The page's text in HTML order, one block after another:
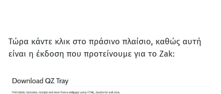
Τώρα κάντε κλικ στο πράσινο πλαίσιο, καθώς αυτή
είναι η έκδοση που προτείνουμε για το Zak: